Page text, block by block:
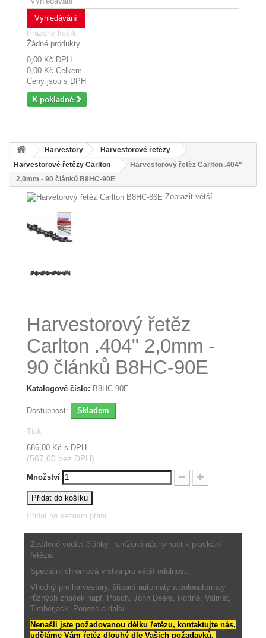
Vyhledávání
Prázdný košík
Žádné produkty
0,00 Kč DPH
0,00 Kč Celkem
Ceny jsou s DPH
K pokladně
Harvestory
Harvestorové řetězy
Harvestorové řetězy Carlton
Harvestorový řetěz Carlton .404"
2,0mm - 90 článků B8HC-90E
Zobrazit větší
Harvestorový řetěz
Carlton .404" 2,0mm -
90 článků B8HC-90E
Katalogové číslo: B8HC-90E
Dostupnost: Skladem
Tisk
686,00 Kč s DPH
(567,00 bez DPH)
Množství
Přidat do košíku
Přidat na seznam přání
Zesílené vodící články - snížená náchylnost k praskání
řetězu.
Speciální chromová vrstva pro větší odolnost.
Vhodný pro harvestory, štípací automaty a poloautomaty
různých značek např. Posch, John Deere, Rottne, Valmet,
Timberjack, Ponsse a další.
Nenašli jste požadovanou délku řetězu, kontaktujte nás,
uděláme Vám řetěz dlouhý dle Vašich požadavků.